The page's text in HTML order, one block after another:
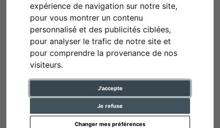
expérience de navigation sur notre site,
pour vous montrer un contenu
personnalisé et des publicités ciblées,
pour analyser le trafic de notre site et
pour comprendre la provenance de nos
visiteurs.
J'accepte
Je refuse
Changer mes préférences
Retour